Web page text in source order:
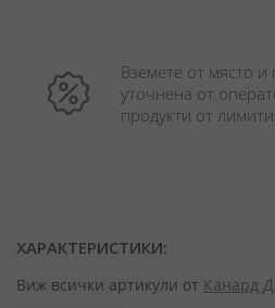
Вземете от място и
уточнена от
продукти от
ХАРАКТЕРИСТИКИ:
Виж всички артикули от Канард